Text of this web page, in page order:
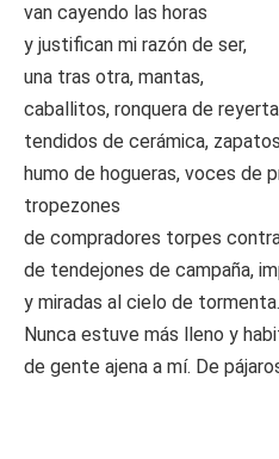
van cayendo las horas
y justifican mi razón de ser,
una tras otra, mantas,
caballitos, ronquera de
tendidos de cerámica,
humo de hogueras, voces de
tropezones
de compradores torpes
de tendejones de campaña,
y miradas al cielo de tormenta.
Nunca estuve más lleno y
de gente ajena a mí. De